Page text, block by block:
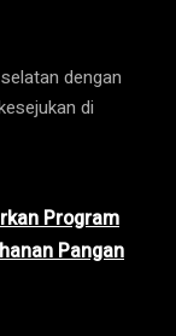
dengan
di
Program
Pangan